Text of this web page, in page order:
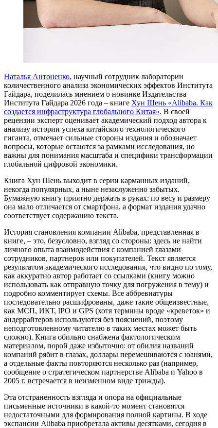
Наталья Антоненко, научный сотрудник лаборатории
количественного анализа экономических эффектов Института
Гайдара, поделилась мнением о новинке Издательства
Института Гайдара 2026 года – книге Хун Шень «Alibaba. Как
создается инфраструктура глобального Китая». В своей
рецензии эксперт оценивает академический подход автора к
анализу истории успеха китайского технологического
гиганта, отмечает сильные стороны издания и обозначает
вопросы, которые остаются за рамками исследования, но
важны для понимания масштаба и специфики трансформации
глобальной цифровой экономики.
Книга Хун Шень выходит в серии карманных изданий,
некогда популярных, а ныне незаслуженно забытых.
Бумажную книгу приятно держать в руках: по весу и размеру
она мало отличается от смартфона, а формат издания удачно
соответствует содержанию текста.
История становления компании Alibaba, представленная в
книге, – это, безусловно, взгляд со стороны: здесь не найти
личного опыта взаимодействия с компанией глазами
сотрудников, партнеров или покупателей. Текст является
результатом академического исследования, что видно по тому,
как аккуратно автор работает со ссылками (книгу можно
использовать как отправную точку для погружения в тему) и
подробно комментирует схемы. Все аббревиатуры
последовательно расшифрованы, даже такие общеизвестные,
как МСП, ИКТ, IPO и GPS (хотя термины вроде «креветок» и
андеррайтеров используются без пояснений, поэтому
неподготовленному читателю в таких местах может быть
сложно). Книга обильно снабжена фактологическим
материалом, порой даже избыточно: от обилия названий
компаний рябит в глазах, доллары перемешиваются с юанями,
а отдельные факты повторяются несколько раз (например,
сообщение о стратегическом партнерстве Alibaba и Yahoo в
2005 г. встречается в неизменном виде трижды).
Эта отстраненность взгляда и опора на официальные
письменные источники в какой-то момент становятся
недостаточными для формирования полной картины. В ходе
экспансии Alibaba приобретала активы десятками, сегодня в